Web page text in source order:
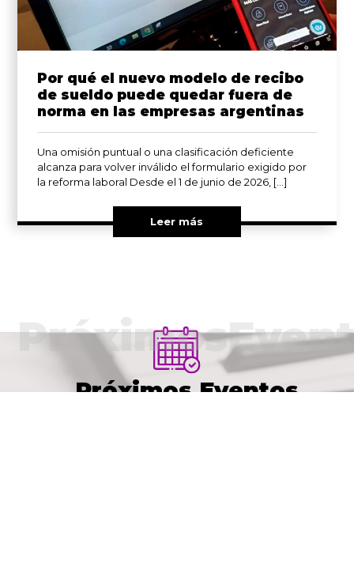
Por qué el nuevo modelo de recibo
de sueldo puede quedar fuera de
norma en las empresas argentinas
Una omisión puntual o una clasificación deficiente
alcanza para volver inválido el formulario exigido por
la reforma laboral Desde el 1 de junio de 2026, […]
Leer más
Próximos Eventos